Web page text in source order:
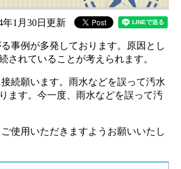
1月30日更新
事例が多発しております。原因とし
れていることが考えられます。
続願います。雨水などを誤って汚水
ます。今一度、雨水などを誤って汚
使用いただきますようお願いいたし